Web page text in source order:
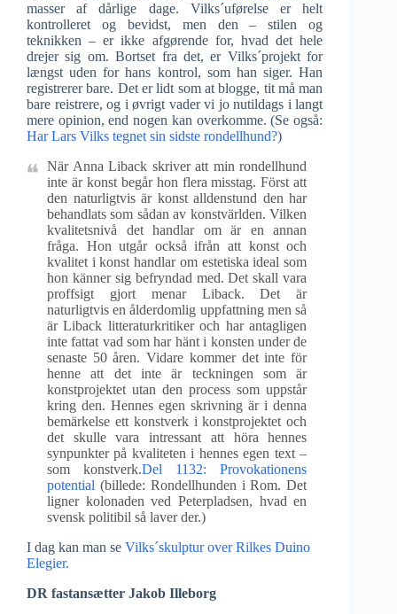
masser af dårlige dage. Vilks´uførelse er helt
kontrolleret og bevidst, men den – stilen og
teknikken – er ikke afgørende for, hvad det hele
drejer sig om. Bortset fra det, er Vilks´projekt for
længst uden for hans kontrol, som han siger. Han
registrerer bare. Det er lidt som at blogge, tit må man
bare reistrere, og i øvrigt vader vi jo nutildags i langt
mere opinion, end nogen kan overkomme. (Se også:
Har Lars Vilks tegnet sin sidste rondellhund?)
När Anna Liback skriver att min rondellhund
inte är konst begår hon flera misstag. Först att
den naturligtvis är konst alldenstund den har
behandlats som sådan av konstvärlden. Vilken
kvalitetsnivå det handlar om är en annan
fråga. Hon utgår också ifrån att konst och
kvalitet i konst handlar om estetiska ideal som
hon känner sig befryndad med. Det skall vara
proffsigt gjort menar Liback. Det är
naturligtvis en ålderdomlig uppfattning men så
är Liback litteraturkritiker och har antagligen
inte fattat vad som har hänt i konsten under de
senaste 50 åren. Vidare kommer det inte för
henne att det inte är teckningen som är
konstprojektet utan den process som uppstår
kring den. Hennes egen skrivning är i denna
bemärkelse ett konstverk i konstprojektet och
det skulle vara intressant att höra hennes
synpunkter på kvaliteten i hennes egen text –
som konstverk.Del 1132: Provokationens
potential (billede: Rondellhunden i Rom. Det
ligner kolonaden ved Peterpladsen, hvad en
svensk politibil så laver der.)
I dag kan man se Vilks´skulptur over Rilkes Duino
Elegier.
DR fastansætter Jakob Illeborg